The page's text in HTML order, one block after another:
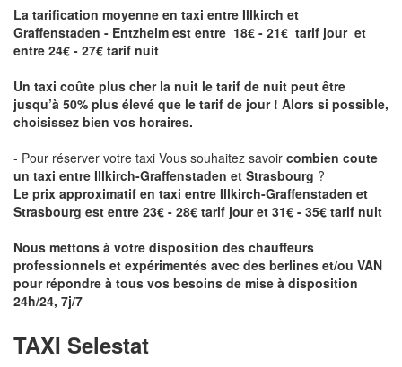
La tarification moyenne en taxi entre Illkirch et
Graffenstaden - Entzheim est entre 18€ - 21€ tarif jour et
entre 24€ - 27€ tarif nuit
Un taxi coûte plus cher la nuit le tarif de nuit peut être
jusqu’à 50% plus élevé que le tarif de jour ! Alors si possible,
choisissez bien vos horaires.
- Pour réserver votre taxi Vous souhaitez savoir combien coute
un taxi entre Illkirch-Graffenstaden et Strasbourg ?
Le prix approximatif en taxi entre Illkirch-Graffenstaden et
Strasbourg est entre 23€ - 28€ tarif jour et 31€ - 35€ tarif nuit
Nous mettons à votre disposition des chauffeurs
professionnels et expérimentés avec des berlines et/ou VAN
pour répondre à tous vos besoins de mise à disposition
24h/24, 7j/7
TAXI Selestat